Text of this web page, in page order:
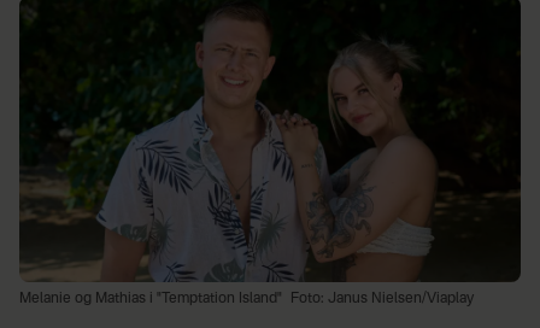
Melanie og Mathias i "Temptation Island" Foto: Janus Nielsen/Viaplay